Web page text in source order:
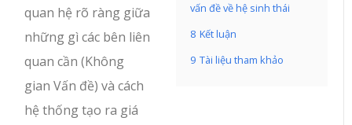
vấn đề về hệ sinh thái
8 Kết luận
9 Tài liệu tham khảo
quan hệ rõ ràng giữa
những gì các bên liên
quan cần (Không
gian Vấn đề) và cách
hệ thống tạo ra giá